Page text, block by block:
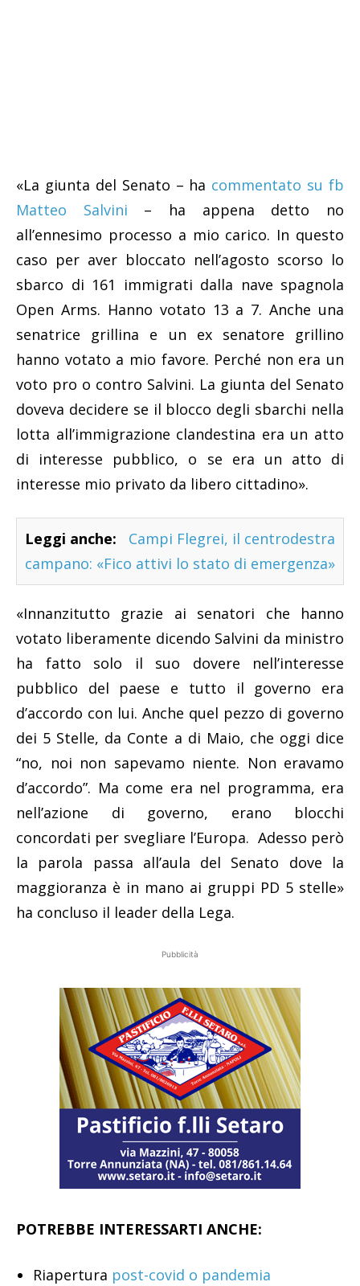
«La giunta del Senato – ha commentato su fb
Matteo Salvini – ha appena detto no
all’ennesimo processo a mio carico. In questo
caso per aver bloccato nell’agosto scorso lo
sbarco di 161 immigrati dalla nave spagnola
Open Arms. Hanno votato 13 a 7. Anche una
senatrice grillina e un ex senatore grillino
hanno votato a mio favore. Perché non era un
voto pro o contro Salvini. La giunta del Senato
doveva decidere se il blocco degli sbarchi nella
lotta all’immigrazione clandestina era un atto
di interesse pubblico, o se era un atto di
interesse mio privato da libero cittadino».
Leggi anche:
Campi Flegrei, il centrodestra
campano: «Fico attivi lo stato di emergenza»
«Innanzitutto grazie ai senatori che hanno
votato liberamente dicendo Salvini da ministro
ha fatto solo il suo dovere nell’interesse
pubblico del paese e tutto il governo era
d’accordo con lui. Anche quel pezzo di governo
dei 5 Stelle, da Conte a di Maio, che oggi dice
“no, noi non sapevamo niente. Non eravamo
d’accordo”. Ma come era nel programma, era
nell’azione di governo, erano blocchi
concordati per svegliare l’Europa. Adesso però
la parola passa all’aula del Senato dove la
maggioranza è in mano ai gruppi PD 5 stelle»
ha concluso il leader della Lega.
Pubblicità
POTREBBE INTERESSARTI ANCHE:
Riapertura post-covid o pandemia